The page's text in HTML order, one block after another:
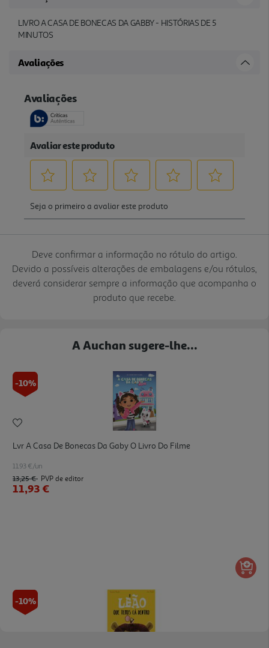
LIVRO A CASA DE BONECAS DA GABBY - HISTÓRIAS DE 5
MINUTOS
Avaliações
Deve confirmar a informação no rótulo do artigo.
Devido a possíveis alterações de embalagens e/ou rótulos,
deverá considerar sempre a informação que acompanha o
produto que recebe.
A Auchan sugere-lhe...
-10%
Lvr A Casa De Bonecas Da Gaby O Livro Do Filme
11.93 €/un
13,25 € PVP de editor
11,93 €
-10%